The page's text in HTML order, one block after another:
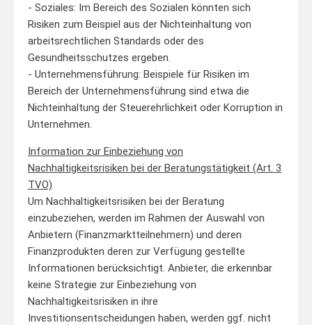
- Soziales: Im Bereich des Sozialen könnten sich
Risiken zum Beispiel aus der Nichteinhaltung von
arbeitsrechtlichen Standards oder des
Gesundheitsschutzes ergeben.
- Unternehmensführung: Beispiele für Risiken im
Bereich der Unternehmensführung sind etwa die
Nichteinhaltung der Steuerehrlichkeit oder Korruption in
Unternehmen.
Information zur Einbeziehung von
Nachhaltigkeitsrisiken bei der Beratungstätigkeit (Art. 3
TVO)
Um Nachhaltigkeitsrisiken bei der Beratung
einzubeziehen, werden im Rahmen der Auswahl von
Anbietern (Finanzmarktteilnehmern) und deren
Finanzprodukten deren zur Verfügung gestellte
Informationen berücksichtigt. Anbieter, die erkennbar
keine Strategie zur Einbeziehung von
Nachhaltigkeitsrisiken in ihre
Investitionsentscheidungen haben, werden ggf. nicht